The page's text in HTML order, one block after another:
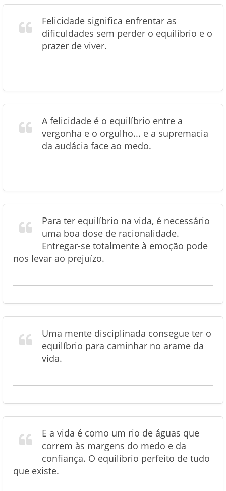
Felicidade significa enfrentar as
dificuldades sem perder o equilíbrio e o
prazer de viver.
A felicidade é o equilíbrio entre a
vergonha e o orgulho... e a supremacia
da audácia face ao medo.
Para ter equilíbrio na vida, é necessário
uma boa dose de racionalidade.
Entregar-se totalmente à emoção pode
nos levar ao prejuízo.
Uma mente disciplinada consegue ter o
equilíbrio para caminhar no arame da
vida.
E a vida é como um rio de águas que
correm às margens do medo e da
confiança. O equilíbrio perfeito de tudo
que existe.